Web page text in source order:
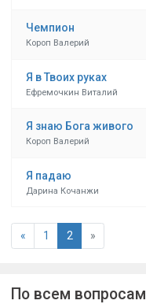
Чемпион
Короп Валерий
Я в Твоих руках
Ефремочкин Виталий
Я знаю Бога живого
Короп Валерий
Я падаю
Дарина Кочанжи
« 1 2 »
По всем вопросам